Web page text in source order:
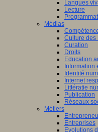
Langues
Lecture
Médias
Culture des
Curation
Droits
Education
Information
Identité
Internet
Littératie
Publication
Réseaux
Métiers
Entreprises
Evolutions